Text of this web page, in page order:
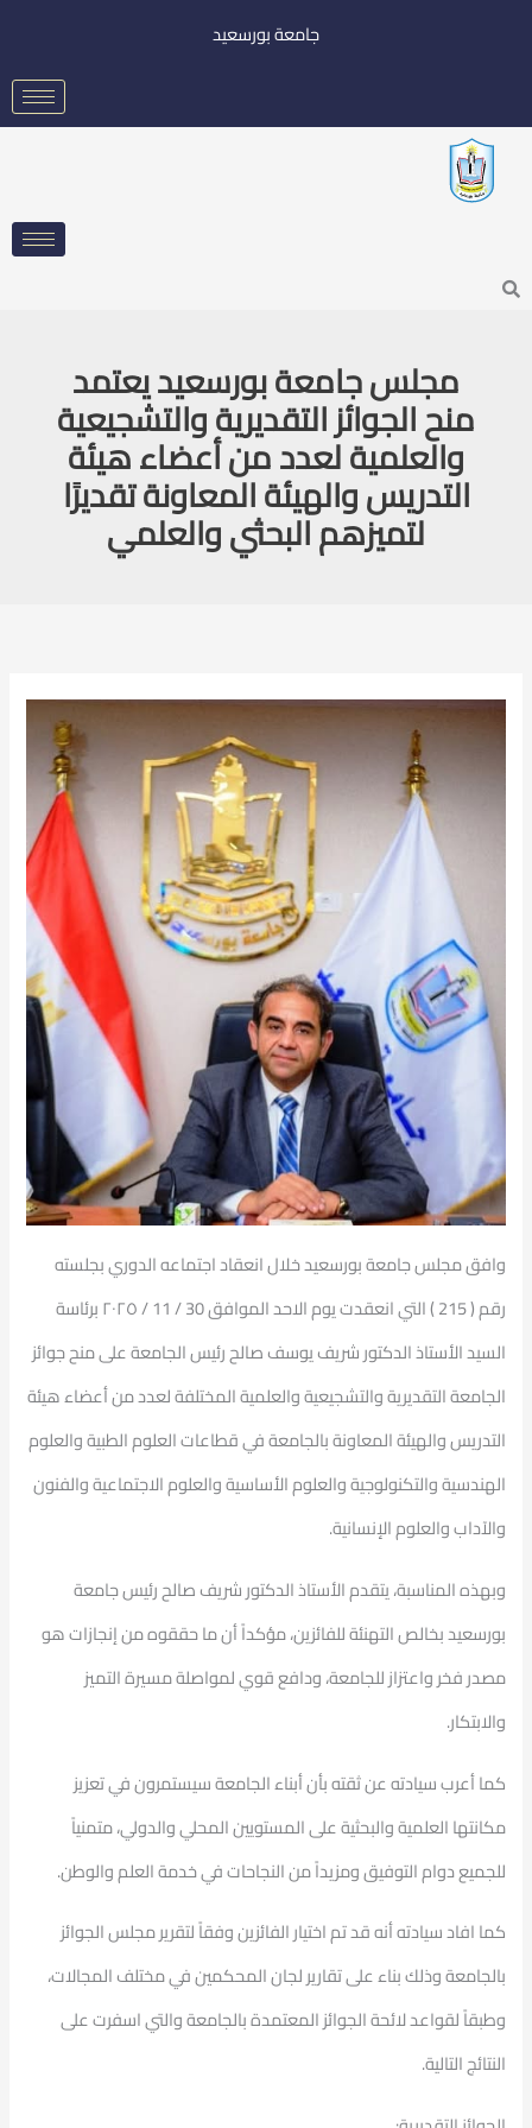
جامعة بورسعيد
Search
مجلس جامعة بورسعيد يعتمد
منح الجوائز التقديرية والتشجيعية
والعلمية لعدد من أعضاء هيئة
التدريس والهيئة المعاونة تقديرًا
لتميزهم البحثي والعلمي
وافق مجلس جامعة بورسعيد خلال انعقاد اجتماعه الدوري بجلسته
رقم ( 215 ) التي انعقدت يوم الاحد الموافق 30 / 11 / ٢٠٢٥ برئاسة
السيد الأستاذ الدكتور شريف يوسف صالح رئيس الجامعة على منح جوائز
الجامعة التقديرية والتشجيعية والعلمية المختلفة لعدد من أعضاء هيئة
التدريس والهيئة المعاونة بالجامعة في قطاعات العلوم الطبية والعلوم
الهندسية والتكنولوجية والعلوم الأساسية والعلوم الاجتماعية والفنون
والآداب والعلوم الإنسانية.
وبهذه المناسبة، يتقدم الأستاذ الدكتور شريف صالح رئيس جامعة
بورسعيد بخالص التهنئة للفائزين، مؤكداً أن ما حققوه من إنجازات هو
مصدر فخر واعتزاز للجامعة، ودافع قوي لمواصلة مسيرة التميز
والابتكار.
كما أعرب سيادته عن ثقته بأن أبناء الجامعة سيستمرون في تعزيز
مكانتها العلمية والبحثية على المستويين المحلي والدولي، متمنياً
للجميع دوام التوفيق ومزيداً من النجاحات في خدمة العلم والوطن.
كما افاد سيادته أنه قد تم اختيار الفائزين وفقاً لتقرير مجلس الجوائز
بالجامعة وذلك بناء على تقارير لجان المحكمين في مختلف المجالات،
وطبقاً لقواعد لائحة الجوائز المعتمدة بالجامعة والتي اسفرت على
النتائج التالية.